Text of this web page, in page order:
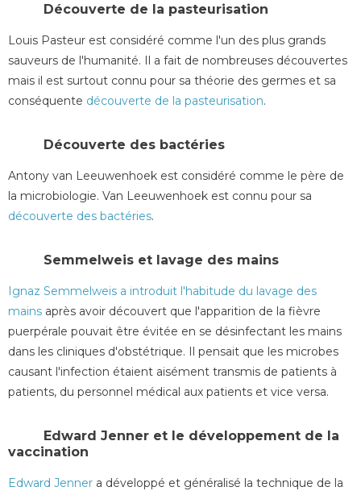
Découverte de la pasteurisation
Louis Pasteur est considéré comme l'un des plus grands
sauveurs de l'humanité. Il a fait de nombreuses découvertes
mais il est surtout connu pour sa théorie des germes et sa
conséquente découverte de la pasteurisation.
Découverte des bactéries
Antony van Leeuwenhoek est considéré comme le père de
la microbiologie. Van Leeuwenhoek est connu pour sa
découverte des bactéries.
Semmelweis et lavage des mains
Ignaz Semmelweis a introduit l'habitude du lavage des
mains après avoir découvert que l'apparition de la fièvre
puerpérale pouvait être évitée en se désinfectant les mains
dans les cliniques d'obstétrique. Il pensait que les microbes
causant l'infection étaient aisément transmis de patients à
patients, du personnel médical aux patients et vice versa.
Edward Jenner et le développement de la
vaccination
Edward Jenner a développé et généralisé la technique de la